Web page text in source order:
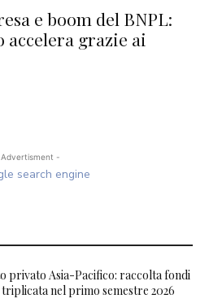
e boom del BNPL:
grazie ai
-
privato Asia-Pacifico: raccolta fondi
triplicata nel primo semestre 2026